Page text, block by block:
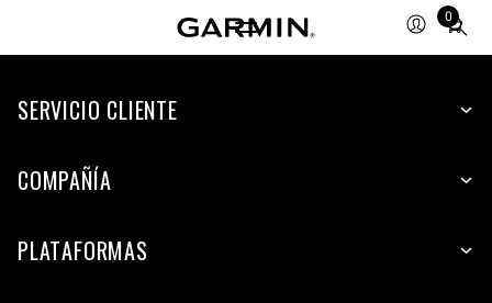
0
Total
items
cart:
SERVICIO CLIENTE
COMPAÑÍA
PLATAFORMAS